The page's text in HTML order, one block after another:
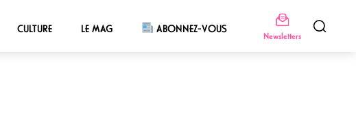
CULTURE LE MAG ABONNEZ-VOUS
Newsletters